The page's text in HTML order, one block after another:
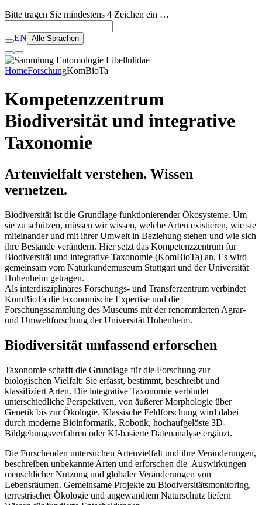
Bitte tragen Sie mindestens 4 Zeichen ein …
EN Alle Sprachen
HomeForschungKomBioTa
Kompetenzzentrum
Biodiversität und integrative
Taxonomie
Artenvielfalt verstehen. Wissen
vernetzen.
Biodiversität ist die Grundlage funktionierender Ökosysteme. Um
sie zu schützen, müssen wir wissen, welche Arten existieren, wie sie
miteinander und mit ihrer Umwelt in Beziehung stehen und wie sich
ihre Bestände verändern. Hier setzt das Kompetenzzentrum für
Biodiversität und integrative Taxonomie (KomBioTa) an. Es wird
gemeinsam vom Naturkundemuseum Stuttgart und der Universität
Hohenheim getragen.
Als interdisziplinäres Forschungs- und Transferzentrum verbindet
KomBioTa die taxonomische Expertise und die
Forschungssammlung des Museums mit der renommierten Agrar-
und Umweltforschung der Universität Hohenheim.
Biodiversität umfassend erforschen
Taxonomie schafft die Grundlage für die Forschung zur
biologischen Vielfalt: Sie erfasst, bestimmt, beschreibt und
klassifiziert Arten. Die integrative Taxonomie verbindet
unterschiedliche Perspektiven, von äußerer Morphologie über
Genetik bis zur Ökologie. Klassische Feldforschung wird dabei
durch moderne Bioinformatik, Robotik, hochaufgelöste 3D-
Bildgebungsverfahren oder KI-basierte Datenanalyse ergänzt.
Die Forschenden untersuchen Artenvielfalt und ihre Veränderungen,
beschreiben unbekannte Arten und erforschen die Auswirkungen
menschlicher Nutzung und globaler Veränderungen von
Lebensräumen. Gemeinsame Projekte zu Biodiversitätsmonitoring,
terrestrischer Ökologie und angewandtem Naturschutz liefern